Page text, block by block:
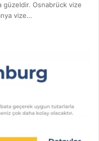
güzeldir. Osnabrück vize
vize…